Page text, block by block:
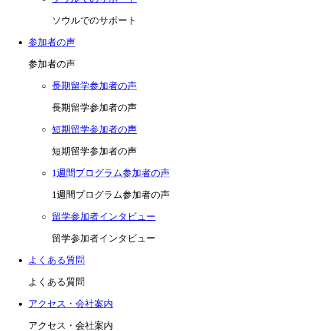
ソウルでのサポート
参加者の声
参加者の声
長期留学参加者の声
長期留学参加者の声
短期留学参加者の声
短期留学参加者の声
1週間プログラム参加者の声
1週間プログラム参加者の声
留学参加者インタビュー
留学参加者インタビュー
よくある質問
よくある質問
アクセス・会社案内
アクセス・会社案内